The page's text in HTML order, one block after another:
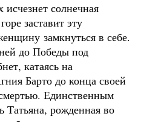
исчезнет солнечная
заставит эту
замкнуться в себе.
до Победы под
катаясь на
Барто до конца своей
Единственным
Татьяна, рожденная во